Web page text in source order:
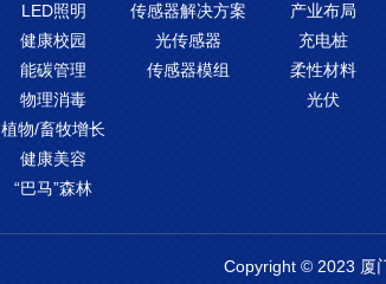
LED照明
健康校园
能碳管理
物理消毒
植物/畜牧增长
健康美容
“巴马”森林
传感器解决方案
光传感器
传感器模组
产业布局
充电桩
柔性材料
光伏
Copyright © 2023 厦